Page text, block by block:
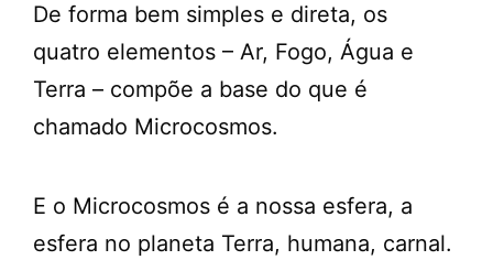
De forma bem simples e direta, os
quatro elementos – Ar, Fogo, Água e
Terra – compõe a base do que é
chamado Microcosmos.
E o Microcosmos é a nossa esfera, a
esfera no planeta Terra, humana, carnal.